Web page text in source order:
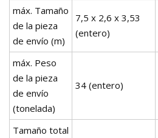
máx. Tamaño
de la pieza
de envío (m)
7,5 x 2,6 x 3,53
(entero)
máx. Peso
de la pieza
de envío
(tonelada)
34 (entero)
Tamaño total